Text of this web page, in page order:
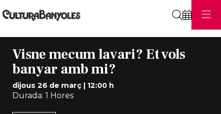
Visne mecum lavari? Et vols
banyar amb mi?
dijous 26 de març| 12:00 h
Durada: 1 Hores